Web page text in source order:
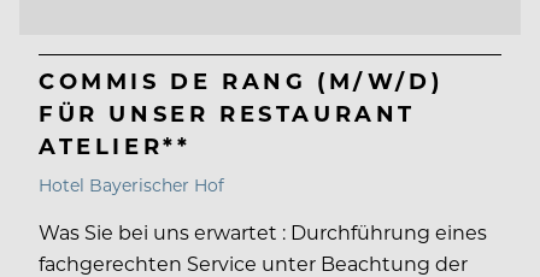
COMMIS DE RANG (M/W/D)
FÜR UNSER RESTAURANT
ATELIER**
Hotel Bayerischer Hof
Was Sie bei uns erwartet : Durchführung eines
fachgerechten Service unter Beachtung der